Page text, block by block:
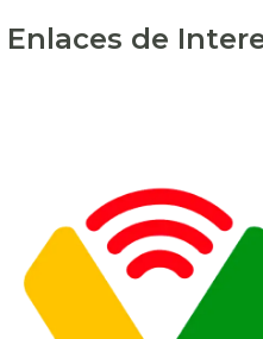
dispositivo electrónico TAG
cuenta del usuario.
Enlaces de